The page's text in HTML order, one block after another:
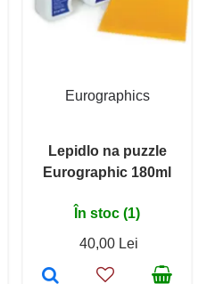
Eurographics
Lepidlo na puzzle
Eurographic 180ml
În stoc (1)
40,00 Lei